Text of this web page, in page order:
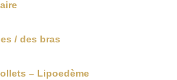
/ des bras
– Lipoedème